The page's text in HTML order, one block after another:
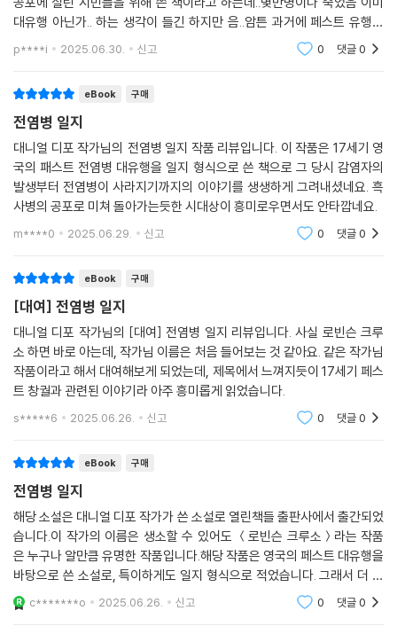
대유행 아닌가.. 하는 생각이 들긴 하지만 음..암튼 과거에 페스트 유행에
대해 궁금했던 사람들이라면 좀 흥미롭지 않았을까 싶음
p****i 2025.06.30. 신고 0 댓글0
eBook 구매
전염병 일지
대니얼 디포 작가님의 전염병 일지 작품 리뷰입니다. 이 작품은 17세기 영
국의 패스트 전염병 대유행을 일지 형식으로 쓴 책으로 그 당시 감염자의
발생부터 전염병이 사라지기까지의 이야기를 생생하게 그려내셨네요. 흑
사병의 공포로 미쳐 돌아가는듯한 시대상이 흥미로우면서도 안타깝네요.
m****0 2025.06.29. 신고 0 댓글0
eBook 구매
[대여] 전염병 일지
대니얼 디포 작가님의 [대여] 전염병 일지 리뷰입니다. 사실 로빈슨 크루
소 하면 바로 아는데, 작가님 이름은 처음 들어보는 것 같아요. 같은 작가님
작품이라고 해서 대여해보게 되었는데, 제목에서 느껴지듯이 17세기 페스
트 창궐과 관련된 이야기라 아주 흥미롭게 읽었습니다.
s*****6 2025.06.26. 신고 0 댓글0
eBook 구매
전염병 일지
해당 소설은 대니얼 디포 작가가 쓴 소설로 열린책들 출판사에서 출간되었
습니다.이 작가의 이름은 생소할 수 있어도 ＜로빈슨 크루소＞라는 작품
은 누구나 알만큼 유명한 작품입니다.해당 작품은 영국의 페스트 대유행을
바탕으로 쓴 소설로, 특이하게도 일지 형식으로 적었습니다. 그래서 더 몰
입감이 있었던 소설입니다.
c*******o 2025.06.26. 신고 0 댓글0